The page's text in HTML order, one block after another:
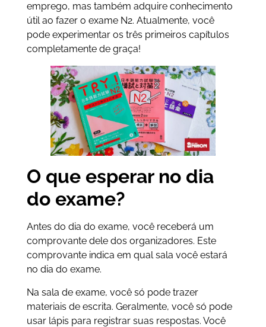
emprego, mas também adquire conhecimento
útil ao fazer o exame N2. Atualmente, você
pode experimentar os três primeiros capítulos
completamente de graça!
O que esperar no dia
do exame?
Antes do dia do exame, você receberá um
comprovante dele dos organizadores. Este
comprovante indica em qual sala você estará
no dia do exame.
Na sala de exame, você só pode trazer
materiais de escrita. Geralmente, você só pode
usar lápis para registrar suas respostas. Você